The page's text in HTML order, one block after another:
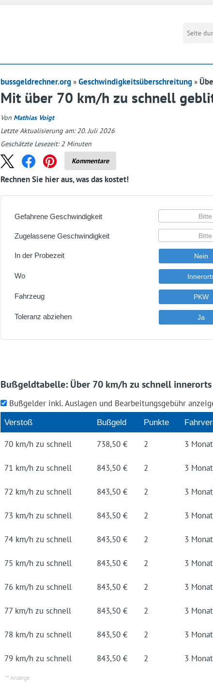
bussgeldrechner.org Geschwindigkeitsüberschreitung
Mit über 70 km/h zu schnell
Von Mathias Voigt
Letzte Aktualisierung am: 20. Juli 2026
Geschätzte Lesezeit:2 Minuten
Kommentare
Rechnen Sie hier aus, was das kostet!
Bußgeldtabelle: Über 70 km/h zu schnell innerorts
Bußgelder inkl. Auslagen und Bearbeitungsgebühr
Ver­stoß Buß­geld Punk­te
70 km/h zu schnell 738,50 € 2 3
71 km/h zu schnell 843,50 € 2 3
72 km/h zu schnell 843,50 € 2 3
73 km/h zu schnell 843,50 € 2 3
74 km/h zu schnell 843,50 € 2 3
75 km/h zu schnell 843,50 € 2 3
76 km/h zu schnell 843,50 € 2 3
77 km/h zu schnell 843,50 € 2 3
78 km/h zu schnell 843,50 € 2 3
79 km/h zu schnell 843,50 € 2 3